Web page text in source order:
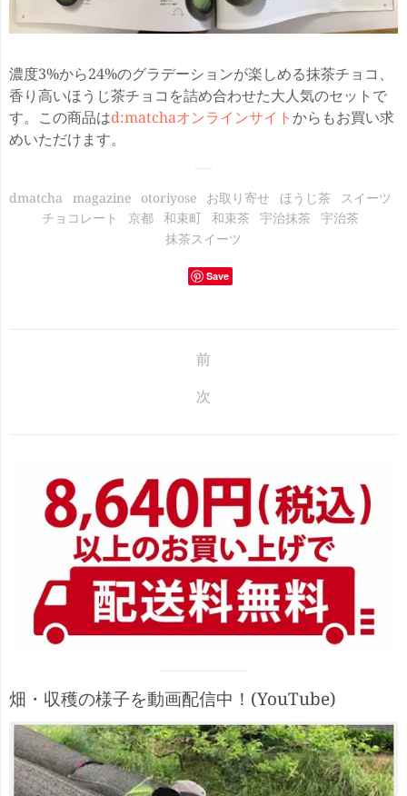
濃度3%から24%のグラデーションが楽しめる抹茶チョコ、
香り高いほうじ茶チョコを詰め合わせた大人気のセットで
す。この商品はd:matchaオンラインサイトからもお買い求
めいただけます。
dmatcha magazine otoriyose お取り寄せ ほうじ茶
スイーツ
チョコレート
京都 和束町 和束茶 宇治抹茶 宇治茶
抹茶スイーツ
Save
前
次
separator
畑・収穫の様子を動画配信中！(YouTube)